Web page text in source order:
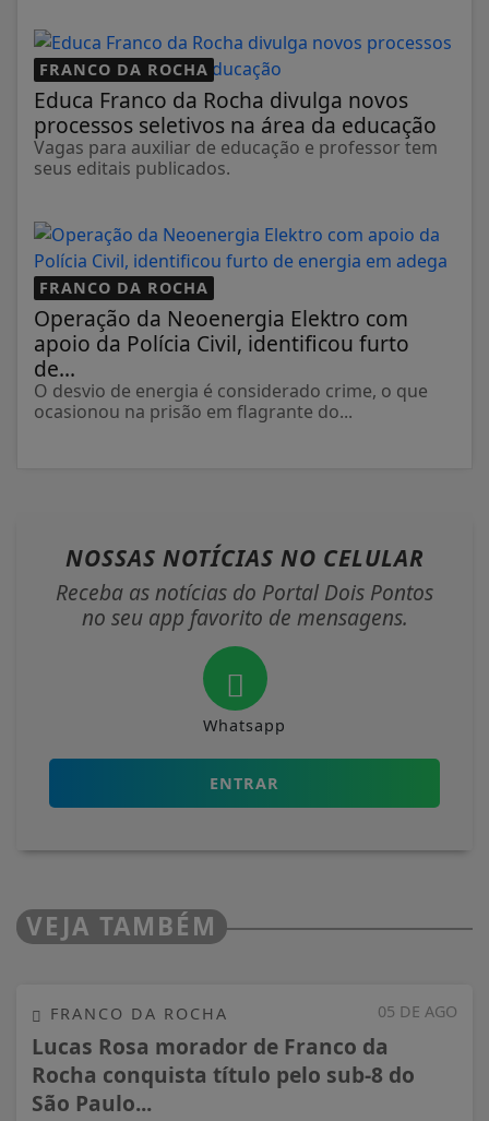
FRANCO DA ROCHA
Educa Franco da Rocha divulga novos
processos seletivos na área da educação
Vagas para auxiliar de educação e professor tem
seus editais publicados.
FRANCO DA ROCHA
Operação da Neoenergia Elektro com
apoio da Polícia Civil, identificou furto
de...
O desvio de energia é considerado crime, o que
ocasionou na prisão em flagrante do...
NOSSAS NOTÍCIAS NO CELULAR
Receba as notícias do Portal Dois Pontos
no seu app favorito de mensagens.
Whatsapp
ENTRAR
VEJA TAMBÉM
05 DE AGO
FRANCO DA ROCHA
Lucas Rosa morador de Franco da
Rocha conquista título pelo sub-8 do
São Paulo...